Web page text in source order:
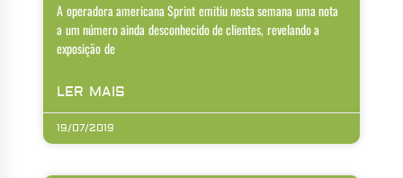
A operadora americana Sprint emitiu nesta semana uma nota
a um número ainda desconhecido de clientes, revelando a
exposição de
LER MAIS
19/07/2019